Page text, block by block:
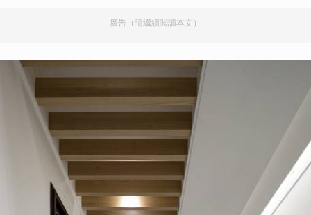
廣告（請繼續閱讀本文）